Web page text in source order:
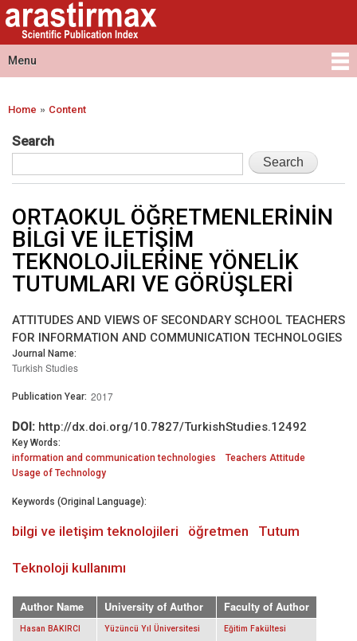
Skip to
main
content
Arastirmax
- Scientific
Publication
Index
Arastirmax
Scientific
Publication
Index
Menu
Main menu
You are here
Home » Content
Search
ORTAOKUL ÖĞRETMENLERİNİN
BİLGİ VE İLETİŞİM
TEKNOLOJİLERİNE YÖNELİK
TUTUMLARI VE GÖRÜŞLERİ
ATTITUDES AND VIEWS OF SECONDARY SCHOOL TEACHERS
FOR INFORMATION AND COMMUNICATION TECHNOLOGIES
Journal Name:
Turkish Studies
Publication Year: 2017
DOI: http://dx.doi.org/10.7827/TurkishStudies.12492
Key Words:
information and communication technologies
Teachers Attitude
Usage of Technology
Keywords (Original Language):
bilgi ve iletişim teknolojileri öğretmen Tutum
Teknoloji kullanımı
Author Name University of Author Faculty of Author
Hasan BAKIRCI Yüzüncü Yıl Üniversitesi Eğitim Fakültesi